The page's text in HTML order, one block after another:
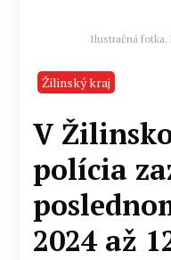
Ilustračná fotka.
Žilinský kraj
V
polícia
2024 až